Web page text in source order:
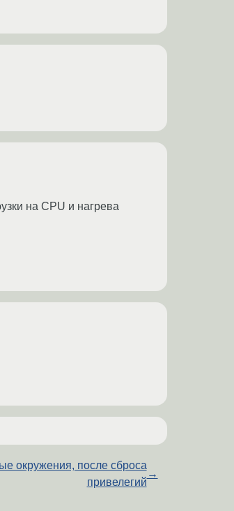
на CPU и нагрева
окружения, после сброса
привелегий
→